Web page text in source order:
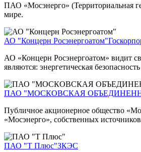
ПАО «Мосэнерго» (Территориальная
мире.
АО "Концерн Росэнергоатом"
АО «Концерн Росэнергоатом» видит
являются: энергетическая
ПАО "МОСКОВСКАЯ
Публичное акционерное общество
«Мосэнерго», собственных
ПАО "Т Плюс"ЗКЭС